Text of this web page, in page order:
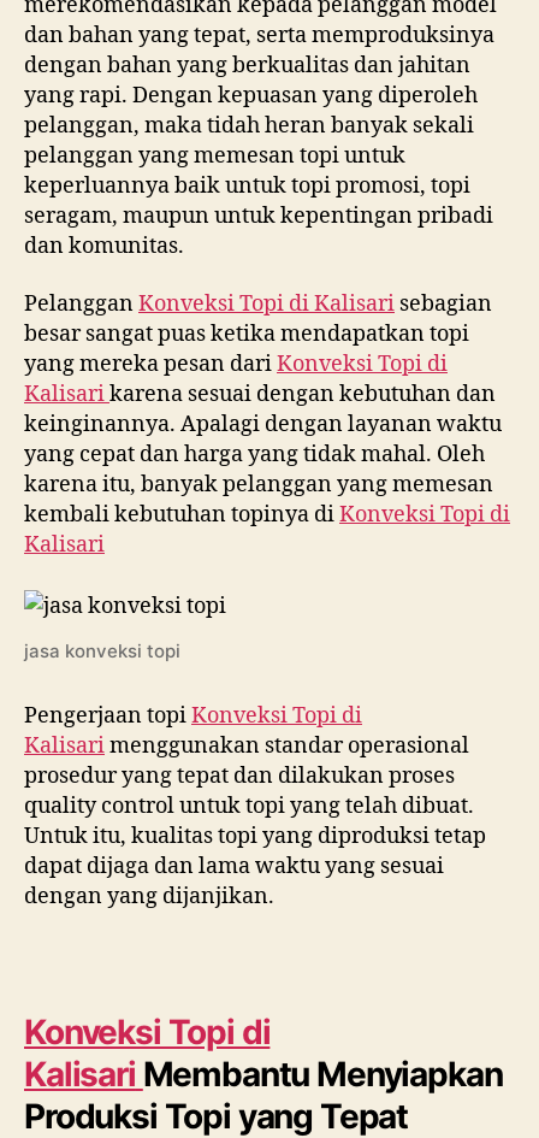
dan bahan yang tepat, serta memproduksinya
dengan bahan yang berkualitas dan jahitan
yang rapi. Dengan kepuasan yang diperoleh
pelanggan, maka tidah heran banyak sekali
pelanggan yang memesan topi untuk
keperluannya baik untuk topi promosi, topi
seragam, maupun untuk kepentingan pribadi
dan komunitas.
PelangganKonveksi Topi diKalisari sebagian
besar sangat puas ketika mendapatkan topi
yang mereka pesan dariKonveksi Topi di
Kalisarikarena sesuai dengan kebutuhan dan
keinginannya. Apalagi dengan layanan waktu
yang cepat dan harga yang tidak mahal. Oleh
karena itu, banyak pelanggan yang memesan
kembali kebutuhan topinya diKonveksi Topi di
Kalisari
jasa konveksi topi
Pengerjaan topiKonveksi Topi di
Kalisarimenggunakan standar operasional
prosedur yang tepat dan dilakukan proses
quality control untuk topi yang telah dibuat.
Untuk itu, kualitas topi yang diproduksi tetap
dapat dijaga dan lama waktu yang sesuai
dengan yang dijanjikan.
Konveksi Topi di
Kalisari Membantu Menyiapkan
Produksi Topi yang Tepat